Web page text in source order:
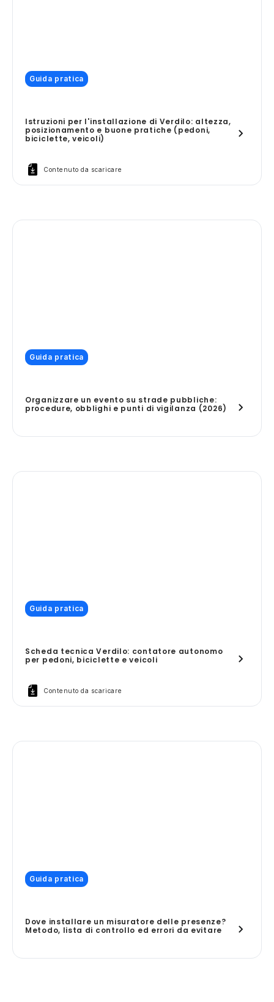
Guida pratica
Istruzioni per l'installazione di Verdilo: altezza,
posizionamento e buone pratiche (pedoni,
biciclette, veicoli)
Contenuto da scaricare
Guida pratica
Organizzare un evento su strade pubbliche:
procedure, obblighi e punti di vigilanza (2026)
Guida pratica
Scheda tecnica Verdilo: contatore autonomo
per pedoni, biciclette e veicoli
Contenuto da scaricare
Guida pratica
Dove installare un misuratore delle presenze?
Metodo, lista di controllo ed errori da evitare